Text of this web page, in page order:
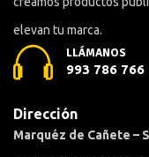
elevan tu marca.
LLÁMANOS
993 786 766
Dirección
Marquéz de Cañete –